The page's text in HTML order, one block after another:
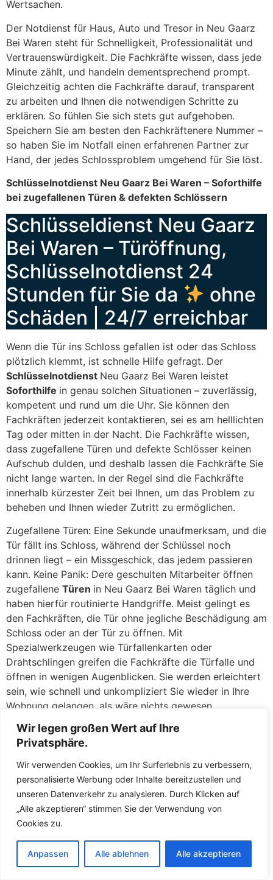
Wir legen großen Wert auf Ihre
Privatsphäre.
Wir verwenden Cookies, um Ihr Surferlebnis zu verbessern,
personalisierte Werbung oder Inhalte bereitzustellen und
unseren Datenverkehr zu analysieren. Durch Klicken auf
„Alle akzeptieren“ stimmen Sie der Verwendung von
Cookies zu.
Anpassen Alle ablehnen Alle akzeptieren
Wertsachen.
Der Notdienst für Haus, Auto und Tresor in Neu Gaarz
Bei Waren steht für Schnelligkeit, Professionalität und
Vertrauenswürdigkeit. Die Fachkräfte wissen, dass jede
Minute zählt, und handeln dementsprechend prompt.
Gleichzeitig achten die Fachkräfte darauf, transparent
zu arbeiten und Ihnen die notwendigen Schritte zu
erklären. So fühlen Sie sich stets gut aufgehoben.
Speichern Sie am besten den Fachkräftenere Nummer –
so haben Sie im Notfall einen erfahrenen Partner zur
Hand, der jedes Schlossproblem umgehend für Sie löst.
Schlüsselnotdienst Neu Gaarz Bei Waren – Soforthilfe
bei zugefallenen Türen & defekten Schlössern
Schlüsseldienst Neu Gaarz
Bei Waren – Türöffnung,
Schlüsselnotdienst 24
Stunden für Sie da
ohne
Schäden | 24/7 erreichbar
Wenn die Tür ins Schloss gefallen ist oder das Schloss
plötzlich klemmt, ist schnelle Hilfe gefragt. Der
Schlüsselnotdienst Neu Gaarz Bei Waren leistet
Soforthilfe in genau solchen Situationen – zuverlässig,
kompetent und rund um die Uhr. Sie können den
Fachkräften jederzeit kontaktieren, sei es am helllichten
Tag oder mitten in der Nacht. Die Fachkräfte wissen,
dass zugefallene Türen und defekte Schlösser keinen
Aufschub dulden, und deshalb lassen die Fachkräfte Sie
nicht lange warten. In der Regel sind die Fachkräfte
innerhalb kürzester Zeit bei Ihnen, um das Problem zu
beheben und Ihnen wieder Zutritt zu ermöglichen.
Zugefallene Türen: Eine Sekunde unaufmerksam, und die
Tür fällt ins Schloss, während der Schlüssel noch
drinnen liegt – ein Missgeschick, das jedem passieren
kann. Keine Panik: Dere geschulten Mitarbeiter öffnen
zugefallene Türen in Neu Gaarz Bei Waren täglich und
haben hierfür routinierte Handgriffe. Meist gelingt es
den Fachkräften, die Tür ohne jegliche Beschädigung am
Schloss oder an der Tür zu öffnen. Mit
Spezialwerkzeugen wie Türfallenkarten oder
Drahtschlingen greifen die Fachkräfte die Türfalle und
öffnen in wenigen Augenblicken. Sie werden erleichtert
sein, wie schnell und unkompliziert Sie wieder in Ihre
Wohnung gelangen, als wäre nichts gewesen.
Defekte Schlösser: Ein klemmendes oder gebrochenes
Schloss kann ebenso ärgerlich sein. Wenn der Schlüssel
sich nicht mehr drehen lässt, im Schloss abgebrochen
ist oder das Schloss nach einem versuchten Einbruch
beschädigt wurde, stehen die Fachkräfte Ihnen mit
fachkundiger Hilfe zur Seite. Zunächst versuchen die
Fachkräfte, das defekte Schloss zu reparieren oder den
tauschen die Fachkräfte das Schloss direkt vor Ort